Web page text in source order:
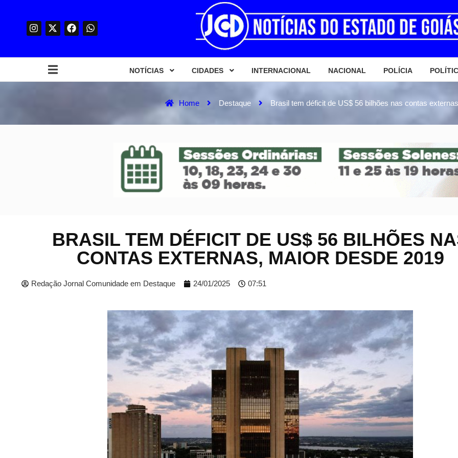
NOTÍCIAS CIDADES INTERNACIONAL NACIONAL POLÍCIA
Home Destaque Brasil tem déficit de US$ 56 bilhões nas contas
BRASIL TEM DÉFICIT DE US$ 56 BILHÕES
CONTAS EXTERNAS, MAIOR DESDE 2019
Redação Jornal Comunidade em Destaque 24/01/2025 07:51